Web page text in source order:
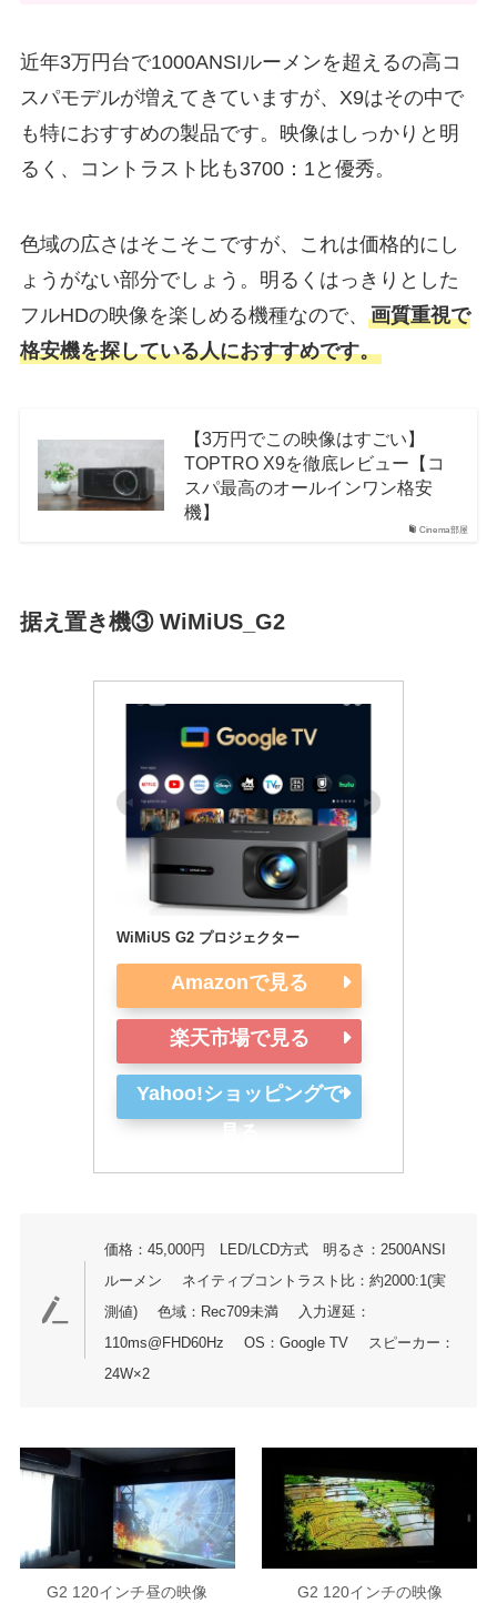
近年3万円台で1000ANSIルーメンを超えるの高コ
スパモデルが増えてきていますが、X9はその中で
も特におすすめの製品です。映像はしっかりと明
るく、コントラスト比も3700：1と優秀。
色域の広さはそこそこですが、これは価格的にし
ょうがない部分でしょう。明るくはっきりとした
フルHDの映像を楽しめる機種なので、 画質重視で
格安機を探している人におすすめです。
Cinema部屋
【3万円でこの映像はすごい】
TOPTRO X9を徹底レビュー【コ
スパ最高のオールインワン格安
機】
据え置き機③ WiMiUS_G2
WiMiUS G2 プロジェクター
Amazonで見る
楽天市場で見る
Yahoo!ショッピングで
見る
価格：45,000円 LED/LCD方式 明るさ：2500ANSI
ルーメン
ネイティブコントラスト比：約2000:1(実
測値)
色域：Rec709未満
入力遅延：
110ms@FHD60Hz
OS：Google TV
スピーカー：
24W×2
G2 120インチ昼の映像 G2 120インチの映像